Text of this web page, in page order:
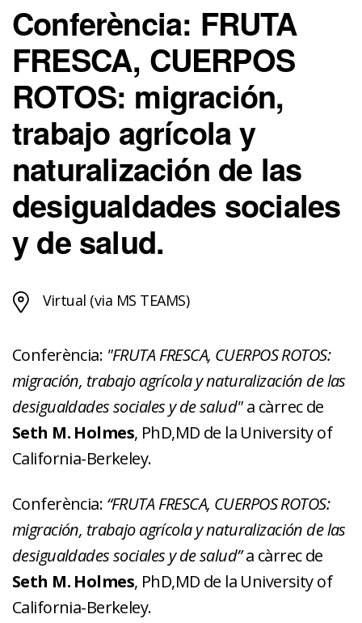
Conferència: FRUTA
FRESCA, CUERPOS
ROTOS: migración,
trabajo agrícola y
naturalización de las
desigualdades sociales
y de salud.
Virtual (via MS TEAMS)
Conferència: "FRUTA FRESCA, CUERPOS ROTOS:
migración, trabajo agrícola y naturalización de las
desigualdades sociales y de salud"a càrrec de
Seth M. Holmes, PhD,MD de la University of
California-Berkeley.
Conferència: “FRUTA FRESCA, CUERPOS ROTOS:
migración, trabajo agrícola y naturalización de las
desigualdades sociales y de salud”a càrrec de
Seth M. Holmes, PhD,MD de la University of
California-Berkeley.